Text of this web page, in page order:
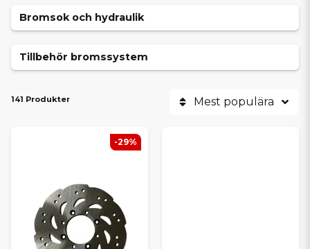
Bromsok och hydraulik
Tillbehör bromssystem
141 Produkter Mest populära
-29%